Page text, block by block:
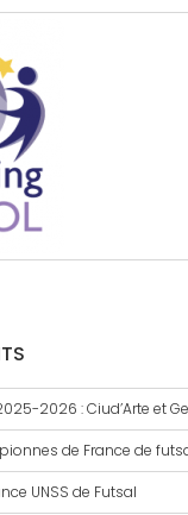
2026 : Ciud’Arte et
de France de
UNSS de Futsal